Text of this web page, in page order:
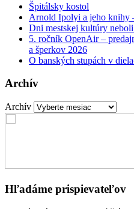
Špitálsky kostol
Arnold Ipolyi a jeho knihy
Dni mestskej kultúry neboli
5. ročník OpenAir –
a šperkov 2026
O banských stupách v
Archív
Archív
Hľadáme prispievateľov